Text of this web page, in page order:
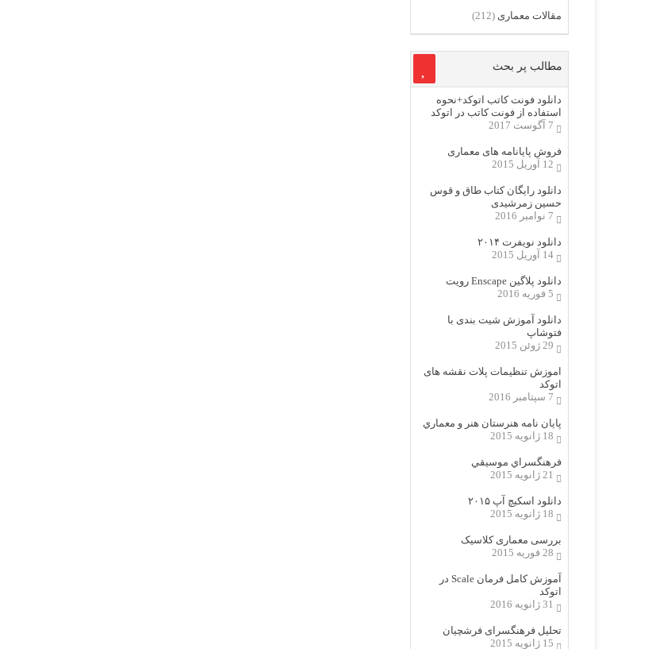
مقالات معماری (212)
مطالب پر بحث
دانلود فونت کاتب اتوکد+نحوه
استفاده از فونت کاتب در اتوکد
7 آگوست 2017
فروش پایانامه های معماری
12 آوریل 2015
دانلود رایگان کتاب طاق و قوس
حسین زمرشیدی
7 نوامبر 2016
دانلود نویفرت ۲۰۱۴
14 آوریل 2015
دانلود پلاگین Enscape رویت
5 فوریه 2016
دانلود آموزش شیت بندی با
فتوشاپ
29 ژوئن 2015
اموزش تنظیمات پلات نقشه های
اتوکد
7 سپتامبر 2016
پایان نامه هنرستان هنر و معماري
18 ژانویه 2015
فرهنگسراي موسيقي
21 ژانویه 2015
دانلود اسکیچ آپ ۲۰۱۵
18 ژانویه 2015
بررسی معماری کلاسیک
28 فوریه 2015
آموزش کامل فرمان Scale در
اتوکد
31 ژانویه 2016
تحلیل فرهنگسرای فرشچیان
15 ژانویه 2015